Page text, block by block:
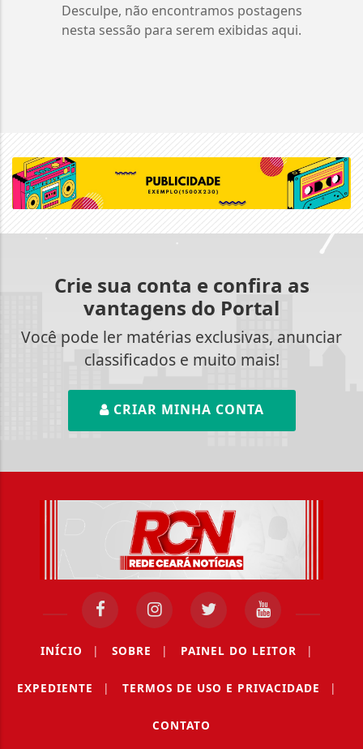
Desculpe, não encontramos postagens
nesta sessão para serem exibidas aqui.
Crie sua conta e confira as
vantagens do Portal
Você pode ler matérias exclusivas, anunciar
classificados e muito mais!
CRIAR MINHA CONTA
INÍCIO | SOBRE | PAINEL DO LEITOR |
EXPEDIENTE | TERMOS DE USO E PRIVACIDADE |
CONTATO